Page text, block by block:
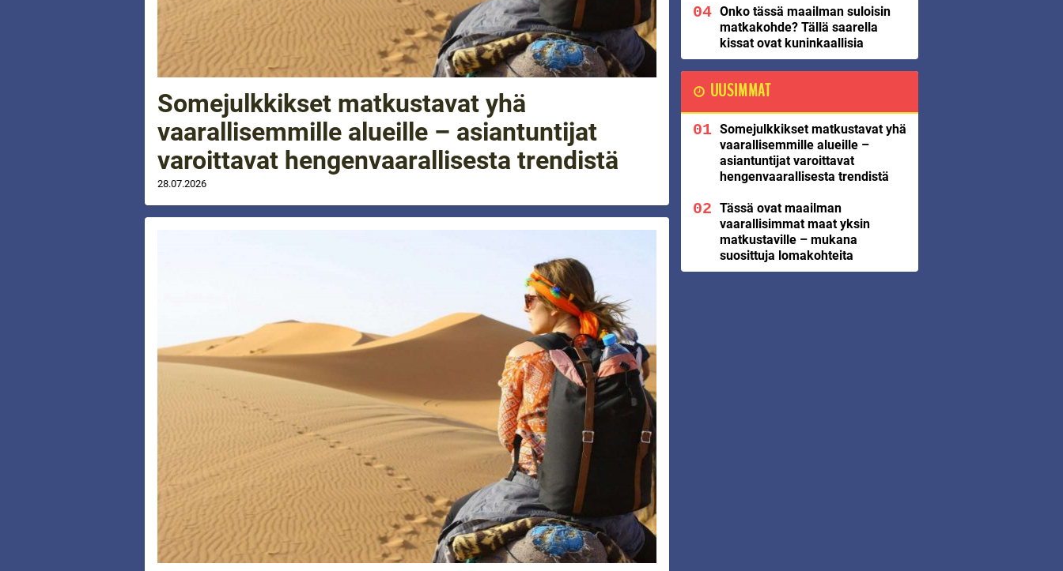
Somejulkkikset matkustavat yhä
vaarallisemmille alueille – asiantuntijat
varoittavat hengenvaarallisesta trendistä
28.07.2026
Onko tässä maailman suloisin
matkakohde? Tällä saarella
kissat ovat kuninkaallisia
UUSIMMAT
Somejulkkikset matkustavat yhä
vaarallisemmille alueille –
asiantuntijat varoittavat
hengenvaarallisesta trendistä
Tässä ovat maailman
vaarallisimmat maat yksin
matkustaville – mukana
suosittuja lomakohteita